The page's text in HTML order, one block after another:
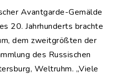
Avantgarde-Gemälde
20. Jahrhunderts brachte
dem zweitgrößten der
des Russischen
Weltruhm. „Viele